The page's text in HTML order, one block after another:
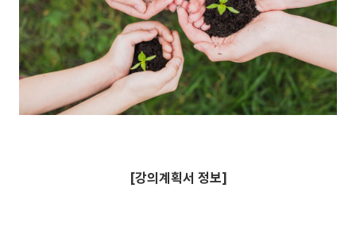
[강의계획서 정보]